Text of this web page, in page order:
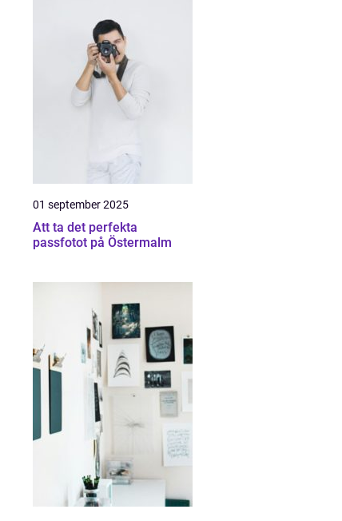
01 september 2025
Att ta det perfekta
passfotot på Östermalm